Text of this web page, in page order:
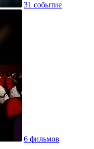
31 событие
6 фильмов